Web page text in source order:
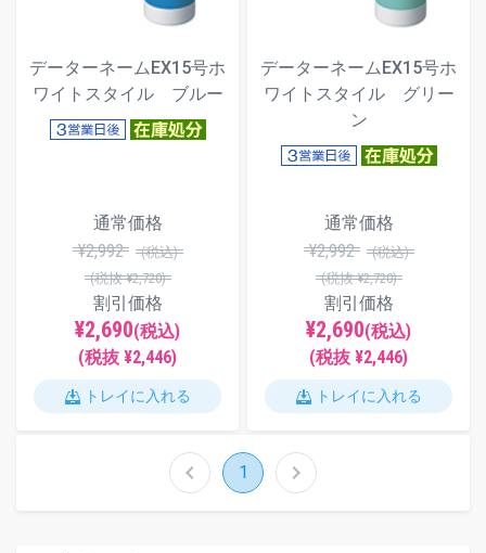
データーネームEX15号ホ
ワイトスタイル ブルー
通常価格
¥2,992
(税込)
(税抜 ¥2,720)
割引価格
¥2,690(税込)
(税抜 ¥2,446)
トレイに入れる
データーネームEX15号ホ
ワイトスタイル グリー
ン
通常価格
¥2,992
(税込)
(税抜 ¥2,720)
割引価格
¥2,690(税込)
(税抜 ¥2,446)
トレイに入れる
chevron_left 1 chevron_right